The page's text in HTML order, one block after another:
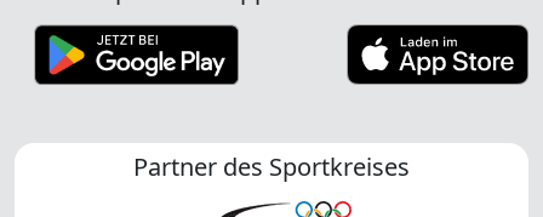
Partner des Sportkreises